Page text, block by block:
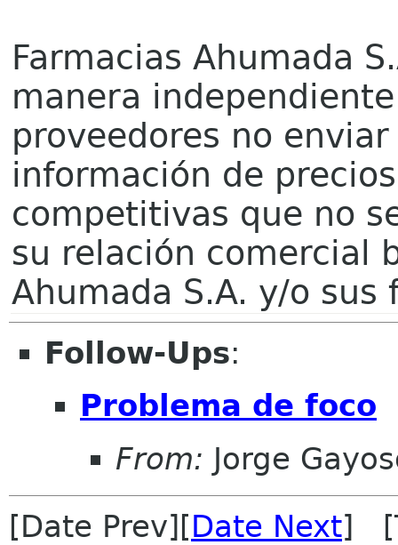
Farmacias Ahumada
manera
proveedores no
información de
competitivas que no
su relación comercial
Ahumada S.A. y/o sus
Follow-Ups:
Problema de foco
From: Jorge
[Date Prev][Date Next]